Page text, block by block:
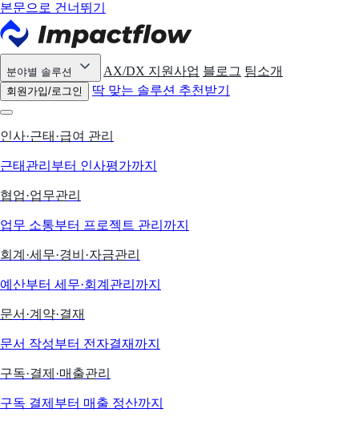
본문으로 건너뛰기
분야별 솔루션 AX/DX 지원사업 블로그 팀소개
회원가입/로그인 딱 맞는 솔루션 추천받기
인사·근태·급여 관리
근태관리부터 인사평가까지
협업·업무관리
업무 소통부터 프로젝트 관리까지
회계·세무·경비·자금관리
예산부터 세무·회계관리까지
문서·계약·결재
문서 작성부터 전자결재까지
구독·결제·매출관리
구독 결제부터 매출 정산까지